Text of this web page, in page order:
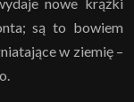
są to bowiem
w ziemię –